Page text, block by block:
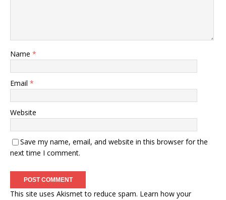
Name *
Email *
Website
Save my name, email, and website in this browser for the
next time I comment.
This site uses Akismet to reduce spam. Learn how your